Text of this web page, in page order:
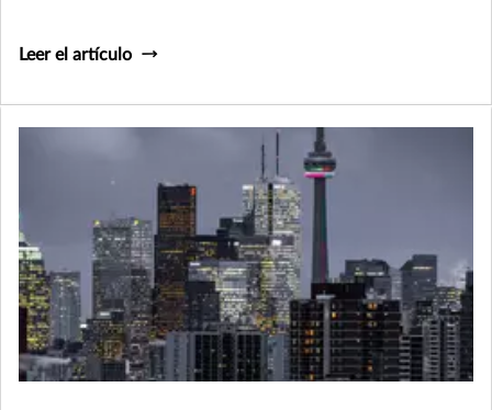
Leer el artículo